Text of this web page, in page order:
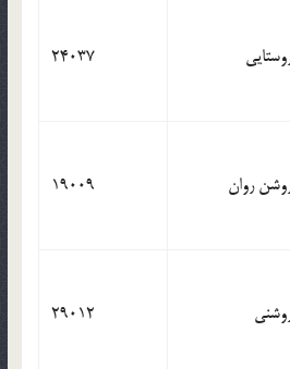
24037
روان 19009
29012